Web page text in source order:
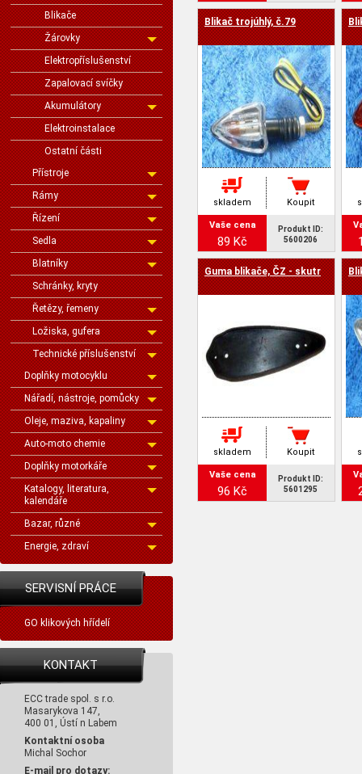
Blikače
Žárovky
Elektropříslušenství
Zapalovací svíčky
Akumulátory
Elektroinstalace
Ostatní části
Přístroje
Rámy
Řízení
Sedla
Blatníky
Schránky, kryty
Řetězy, řemeny
Ložiska, gufera
Technické příslušenství
Doplňky motocyklu
Nářadí, nástroje, pomůcky
Oleje, maziva, kapaliny
Auto-moto chemie
Doplňky motorkáře
Katalogy, literatura,
kalendáře
Bazar, různé
Energie, zdraví
SERVISNÍ PRÁCE
GO klikových hřídelí
KONTAKT
ECC trade spol. s r.o.
Masarykova 147,
400 01, Ústí n Labem
Kontaktní osoba
Michal Sochor
E-mail pro dotazy:
Blikač trojúhlý, č.79
skladem Koupit
Vaše cena
89 Kč
Produkt ID:
5600206
Guma blikače, ČZ - skutr
skladem Koupit
Vaše cena
96 Kč
Produkt ID:
5601295